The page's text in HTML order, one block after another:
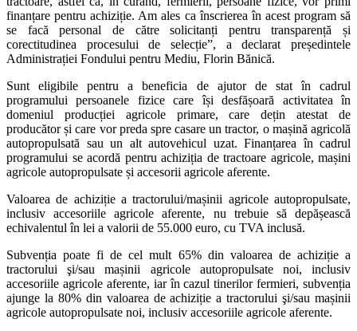
finanțare pentru achiziție. Am ales ca înscrierea în acest program să
se facă personal de către solicitanți pentru transparență și
corectitudinea procesului de selecție”, a declarat președintele
Administrației Fondului pentru Mediu, Florin Bănică.
Sunt eligibile pentru a beneficia de ajutor de stat în cadrul
programului persoanele fizice care își desfășoară activitatea în
domeniul producției agricole primare, care dețin atestat de
producător și care vor preda spre casare un tractor, o mașină agricolă
autopropulsată sau un alt autovehicul uzat. Finanțarea în cadrul
programului se acordă pentru achiziția de tractoare agricole, mașini
agricole autopropulsate și accesorii agricole aferente.
Valoarea de achiziție a tractorului/mașinii agricole autopropulsate,
inclusiv accesoriile agricole aferente, nu trebuie să depășească
echivalentul în lei a valorii de 55.000 euro, cu TVA inclusă.
Subvenția poate fi de cel mult 65% din valoarea de achiziție a
tractorului şi/sau mașinii agricole autopropulsate noi, inclusiv
accesoriile agricole aferente, iar în cazul tinerilor fermieri, subvenția
ajunge la 80% din valoarea de achiziție a tractorului şi/sau mașinii
agricole autopropulsate noi, inclusiv accesoriile agricole aferente.